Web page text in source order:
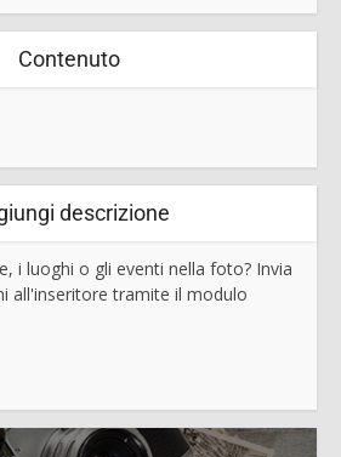
Contenuto
descrizione
i luoghi o gli eventi nella foto? Invia
all'inseritore tramite il modulo